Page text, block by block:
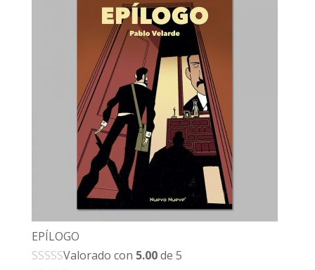
EPÍLOGO
Valorado con 5.00de 5